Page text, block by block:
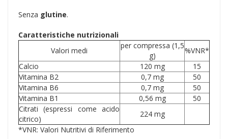
Senza glutine.
Caratteristiche nutrizionali
Valori medi
per compressa (1,5
g)
%VNR*
Calcio
120 mg
15
Vitamina B2
0,7 mg
50
Vitamina B6
0,7 mg
50
Vitamina B1
0,56 mg
50
Citrati (espressi come acido
citrico)
224 mg
*VNR: Valori Nutritivi di Riferimento